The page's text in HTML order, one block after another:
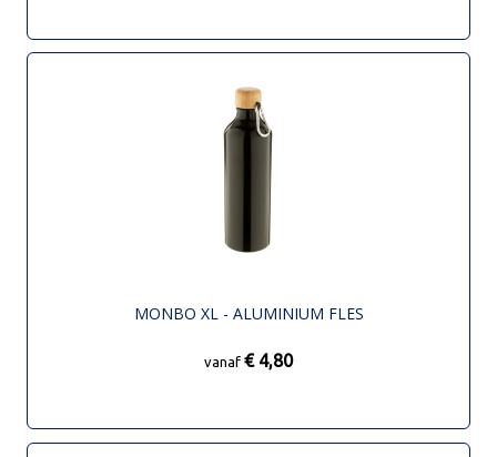
MONBO XL - ALUMINIUM FLES
vanaf € 4,80